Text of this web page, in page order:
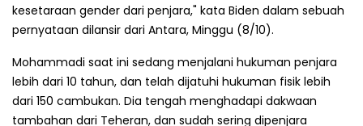
kesetaraan gender dari penjara," kata Biden dalam sebuah
pernyataan dilansir dari Antara, Minggu (8/10).
Mohammadi saat ini sedang menjalani hukuman penjara
lebih dari 10 tahun, dan telah dijatuhi hukuman fisik lebih
dari 150 cambukan. Dia tengah menghadapi dakwaan
tambahan dari Teheran, dan sudah sering dipenjara